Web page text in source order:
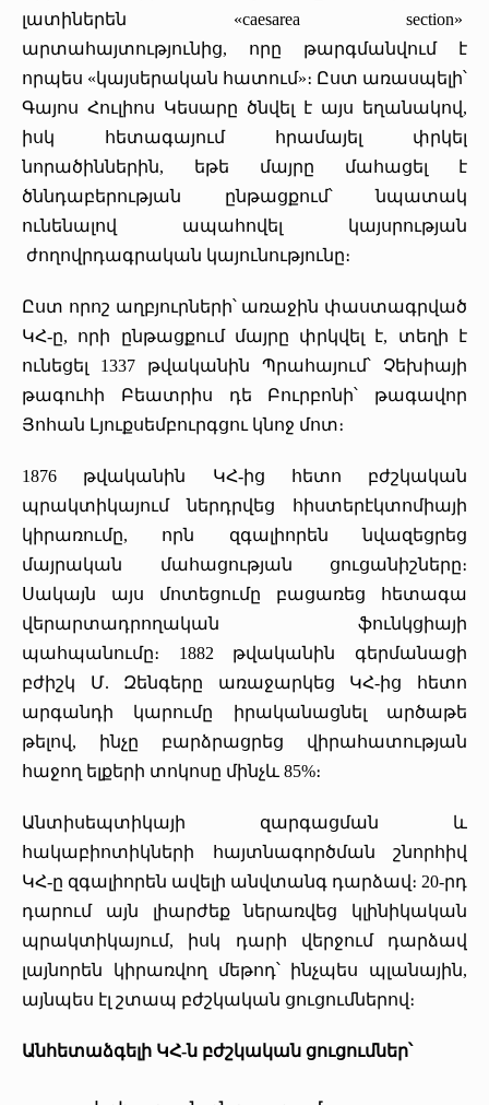
լատիներեն «caesarea section»
արտահայտությունից, որը թարգմանվում է
որպես «կայսերական հատում»։ Ըստ առասպելի՝
Գայոս Հուլիոս Կեսարը ծնվել է այս եղանակով,
իսկ հետագայում հրամայել փրկել
նորածիններին, եթե մայրը մահացել է
ծննդաբերության ընթացքում՝ նպատակ
ունենալով ապահովել կայսրության
ժողովրդագրական կայունությունը։
Ըստ որոշ աղբյուրների՝ առաջին փաստագրված
ԿՀ-ը, որի ընթացքում մայրը փրկվել է, տեղի է
ունեցել 1337 թվականին Պրահայում՝ Չեխիայի
թագուհի Բեատրիս դե Բուրբոնի՝ թագավոր
Յոհան Լյուքսեմբուրգցու կնոջ մոտ։
1876 թվականին ԿՀ-ից հետո բժշկական
պրակտիկայում ներդրվեց հիստերէկտոմիայի
կիրառումը, որն զգալիորեն նվազեցրեց
մայրական մահացության ցուցանիշները։
Սակայն այս մոտեցումը բացառեց հետագա
վերարտադրողական ֆունկցիայի
պահպանումը։ 1882 թվականին գերմանացի
բժիշկ Մ. Զենգերը առաջարկեց ԿՀ-ից հետո
արգանդի կարումը իրականացնել արծաթե
թելով, ինչը բարձրացրեց վիրահատության
հաջող ելքերի տոկոսը մինչև 85%։
Անտիսեպտիկայի զարգացման և
հակաբիոտիկների հայտնագործման շնորհիվ
ԿՀ-ը զգալիորեն ավելի անվտանգ դարձավ։ 20-րդ
դարում այն լիարժեք ներառվեց կլինիկական
պրակտիկայում, իսկ դարի վերջում դարձավ
լայնորեն կիրառվող մեթոդ՝ ինչպես պլանային,
այնպես էլ շտապ բժշկական ցուցումներով։
Անհետաձգելի ԿՀ-ն բժշկական ցուցումներ՝